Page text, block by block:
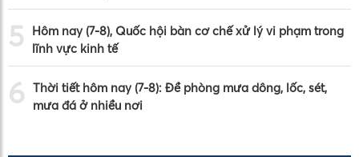
5
Hôm nay (7-8), Quốc hội bàn cơ chế xử lý vi phạm trong
lĩnh vực kinh tế
6 Thời tiết hôm nay (7-8): Đề phòng mưa dông, lốc, sét,
mưa đá ở nhiều nơi